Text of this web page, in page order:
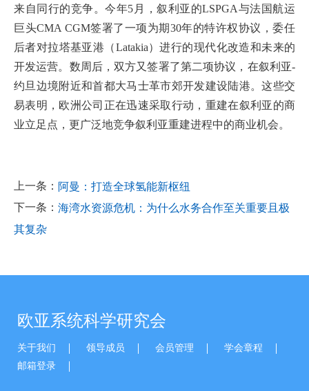
来自同行的竞争。今年5月，叙利亚的LSPGA与法国航运
巨头CMA CGM签署了一项为期30年的特许权协议，委任
后者对拉塔基亚港（Latakia）进行的现代化改造和未来的
开发运营。数周后，双方又签署了第二项协议，在叙利亚-
约旦边境附近和首都大马士革市郊开发建设陆港。这些交
易表明，欧洲公司正在迅速采取行动，重建在叙利亚的商
业立足点，更广泛地竞争叙利亚重建进程中的商业机会。
上一条： 阿曼：打造全球氢能新枢纽
下一条： 海湾水资源危机：为什么水务合作至关重要且极
其复杂
欧亚系统科学研究会
关于我们 领导成员 会员管理
学会章程
邮箱登录